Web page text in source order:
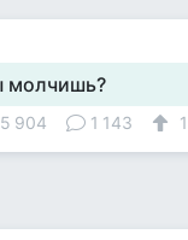
молчишь?
5 904 1 143